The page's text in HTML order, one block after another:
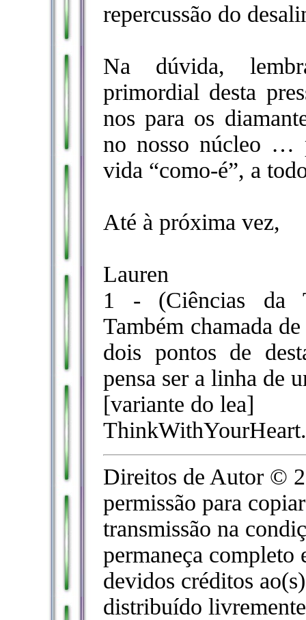
repercussão do
Na dúvida,
primordial desta
nos para os
no nosso núcleo …
vida “como-é”, a
Até à próxima vez,
Lauren
1 - (Ciências da
Também chamada
dois pontos de
pensa ser a linha de
[variante do lea]
Direitos de Autor ©
permissão para
transmissão na
permaneça completo
devidos créditos
distribuído